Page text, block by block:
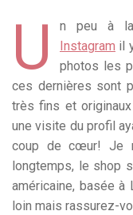
U
n peu à la
Instagram il
photos les
ces dernières sont
très fins et
une visite du profil
coup de cœur! Je
longtemps, le shop
américaine, basée
loin mais rassurez-